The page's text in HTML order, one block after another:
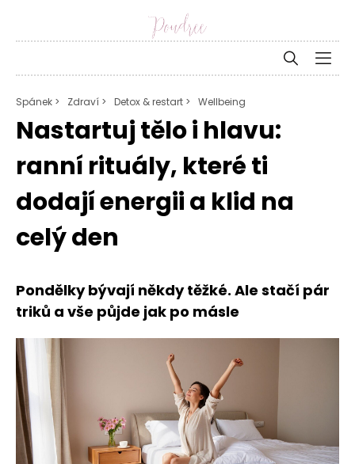
Spánek > Zdraví > Detox & restart > Wellbeing
Nastartuj tělo i hlavu:
ranní rituály, které ti
dodají energii a klid na
celý den
Pondělky bývají někdy těžké. Ale stačí pár
triků a vše půjde jak po másle